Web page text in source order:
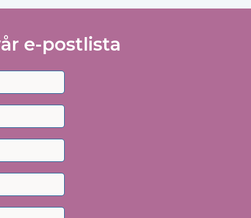
e-postlista